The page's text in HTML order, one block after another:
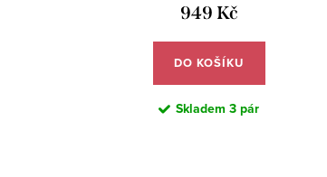
949 Kč
DO KOŠÍKU
Skladem 3 pár